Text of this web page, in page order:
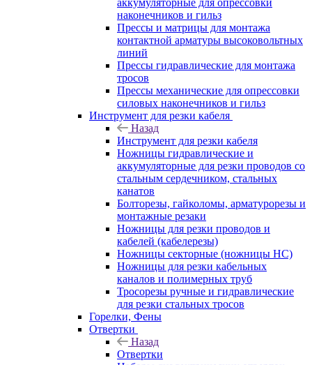
аккумуляторные для опрессовки
наконечников и гильз
Прессы и матрицы для монтажа
контактной арматуры высоковольтных
линий
Прессы гидравлические для монтажа
тросов
Прессы механические для опрессовки
силовых наконечников и гильз
Инструмент для резки кабеля
Назад
Инструмент для резки кабеля
Ножницы гидравлические и
аккумуляторные для резки проводов со
стальным сердечником, стальных
канатов
Болторезы, гайколомы, арматурорезы и
монтажные резаки
Ножницы для резки проводов и
кабелей (кабелерезы)
Ножницы секторные (ножницы НС)
Ножницы для резки кабельных
каналов и полимерных труб
Тросорезы ручные и гидравлические
для резки стальных тросов
Горелки, Фены
Отвертки
Назад
Отвертки